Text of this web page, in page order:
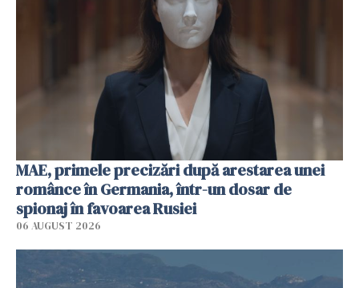
MAE, primele precizări după arestarea unei
românce în Germania, într-un dosar de
spionaj în favoarea Rusiei
06 AUGUST 2026